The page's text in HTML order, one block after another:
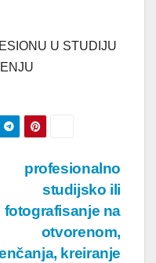
U STUDIJU
profesionalno
studijsko ili
fotografisanje na
otvorenom,
kreiranje